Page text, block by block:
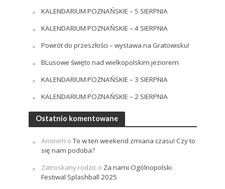
KALENDARIUM POZNAŃSKIE – 5 SIERPNIA
KALENDARIUM POZNAŃSKIE – 4 SIERPNIA
Powrót do przeszłości – wystawa na Gratowisku!
BLusowe święto nad wielkopolskim jeziorem
KALENDARIUM POZNAŃSKIE – 3 SIERPNIA
KALENDARIUM POZNAŃSKIE – 2 SIERPNIA
Ostatnio komentowane
Anonim oTo w ten weekend zmiana czasu! Czy to
się nam podoba?
Zatroskany rodzico Za nami Ogólnopolski
Festiwal Splashball 2025